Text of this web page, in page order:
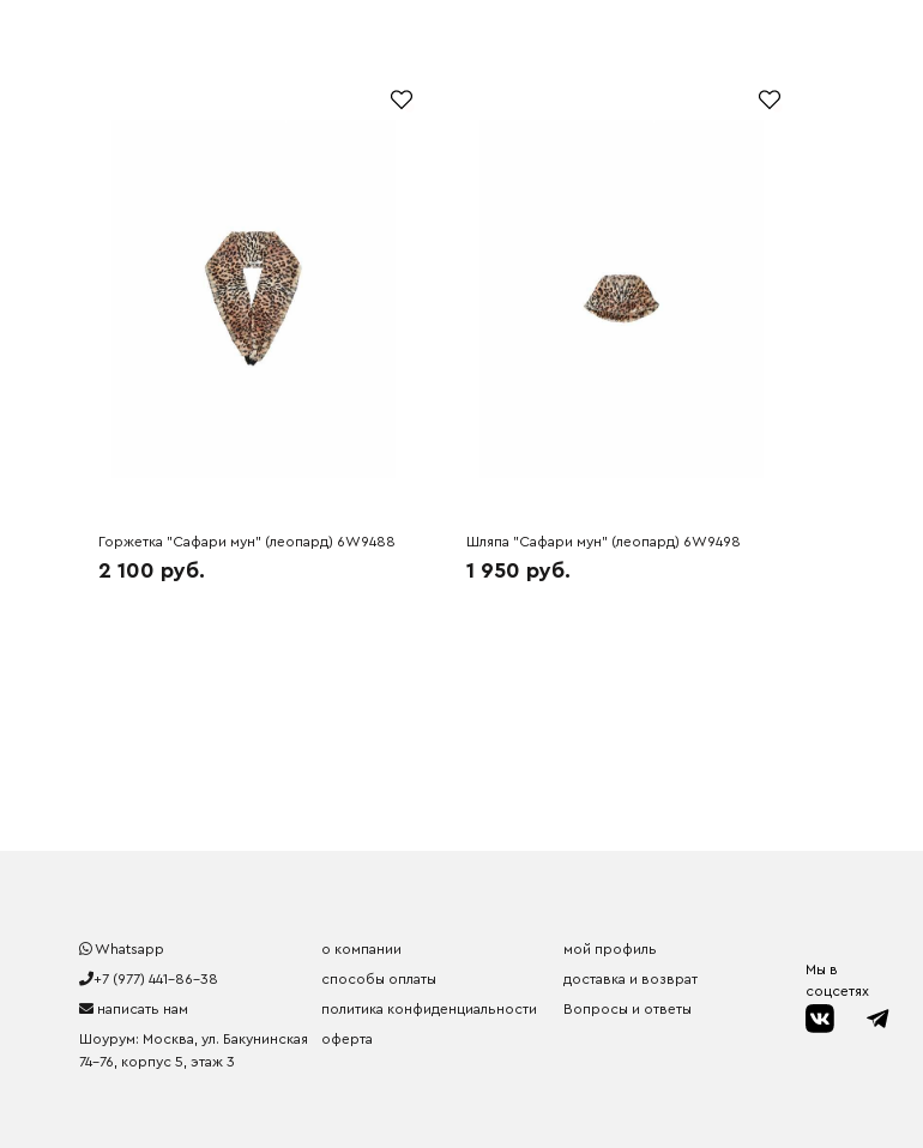
Горжетка "Сафари мун" (леопард) 6W9488
2 100 руб.
Шляпа "Сафари мун" (леопард) 6W9498
1 950 руб.
Whatsapp
+7 (977) 441-86-38
написать нам
Шоурум: Москва, ул. Бакунинская
74-76, корпус 5, этаж 3
о компании
способы оплаты
политика конфиденциальности
оферта
мой профиль
доставка и возврат
Вопросы и ответы
Мы в
соцсетях